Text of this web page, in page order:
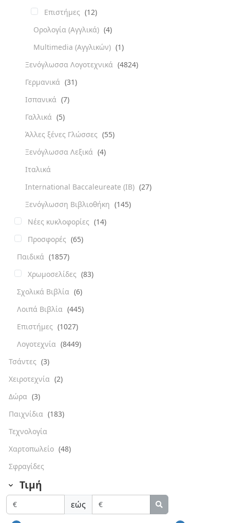
Επιστήμες (12)
Ορολογία (Αγγλικά) (4)
Multimedia (Αγγλικών) (1)
Ξενόγλωσσα Λογοτεχνικά (4824)
Γερμανικά (31)
Ισπανικά (7)
Γαλλικά (5)
Άλλες ξένες Γλώσσες (55)
Ξενόγλωσσα Λεξικά (4)
Ιταλικά
International Baccaleureate (IB) (27)
Ξενόγλωσση Βιβλιοθήκη (145)
Νέες κυκλοφορίες (14)
Προσφορές (65)
Παιδικά (1857)
Χρωμοσελίδες (83)
Σχολικά Βιβλία (6)
Λοιπά Βιβλία (445)
Επιστήμες (1027)
Λογοτεχνία (8449)
Τσάντες (3)
Χειροτεχνία (2)
Δώρα (3)
Παιχνίδια (183)
Τεχνολογία
Χαρτοπωλείο (48)
Σφραγίδες
Τιμή
εώς